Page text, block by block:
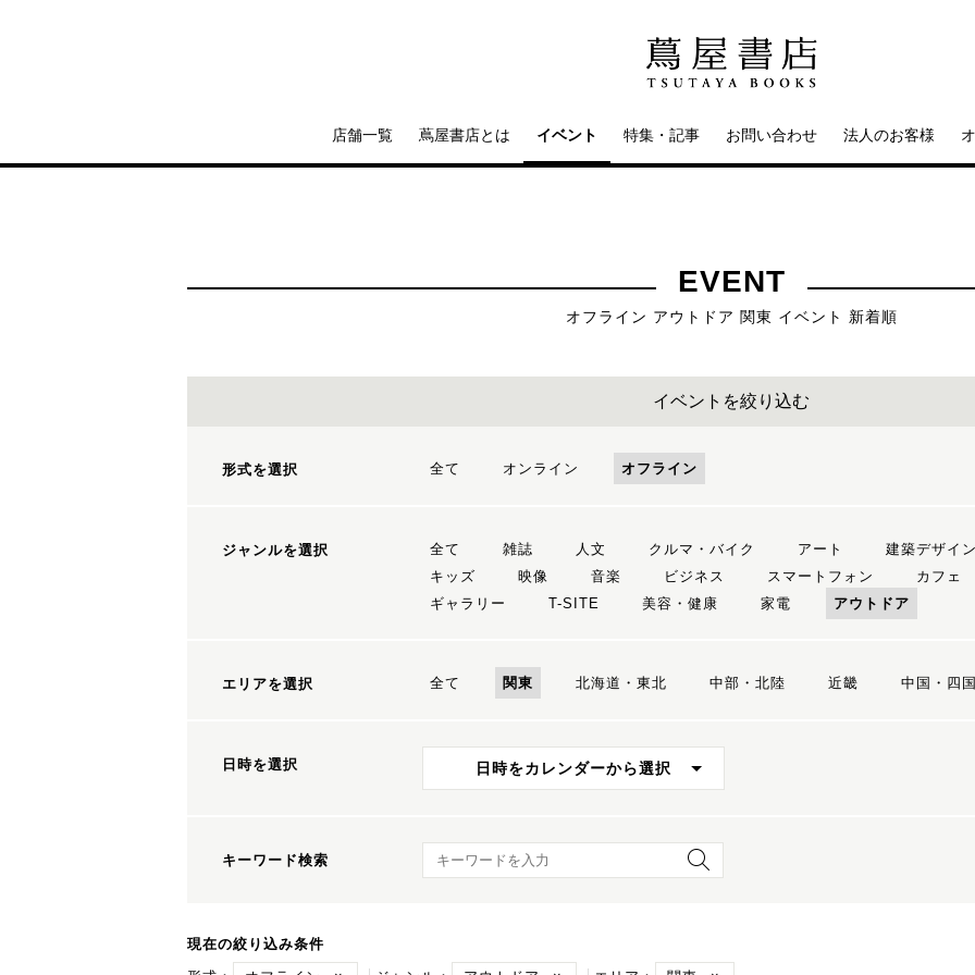
店舗一覧 蔦屋書店とは イベント 特集・記事 お問い合わせ 法人のお客様
EVENT
オフライン アウトドア 関東 イベント 新着順
イベントを絞り込む
形式を選択 全て オンライン オフライン
ジャンルを選択 全て 雑誌 人文 クルマ・バイク アート 建築デザイン
キッズ
映像 音楽 ビジネス スマートフォン カフェ
ギャラリー
T-SITE 美容・健康 家電 アウトドア
エリアを選択 全て 関東 北海道・東北 中部・北陸 近畿 中国・四国
日時を選択 日時をカレンダーから選択
キーワード検索 キーワード検索
現在の絞り込み条件